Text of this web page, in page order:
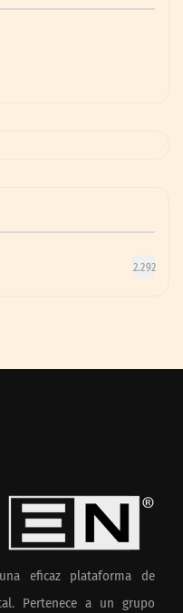
2.292
eficaz plataforma de
Pertenece a un grupo